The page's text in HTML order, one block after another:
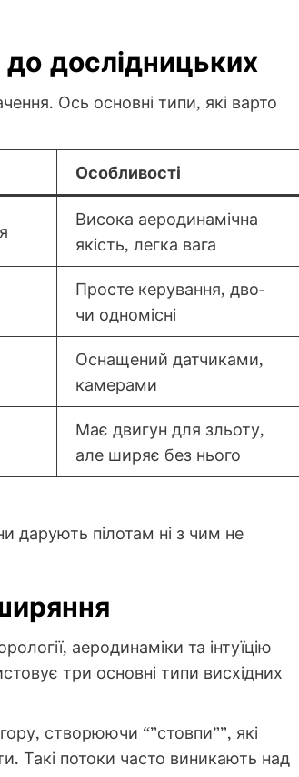
дослідницьких
Ось основні типи, які варто
Особливості
Висока аеродинамічна
якість, легка вага
Просте керування, дво-
чи одномісні
Оснащений датчиками,
камерами
Має двигун для зльоту,
але ширяє без нього
дарують пілотам ні з чим не
аеродинаміки та інтуїцію
три основні типи висхідних
створюючи “”стовпи””, які
Такі потоки часто виникають над